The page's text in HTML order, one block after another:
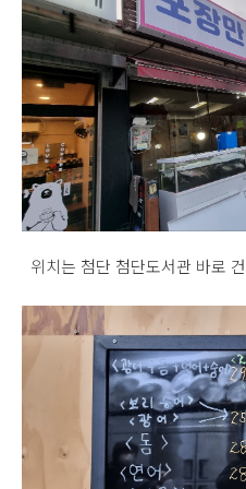
위치는 첨단 첨단도서관 바로